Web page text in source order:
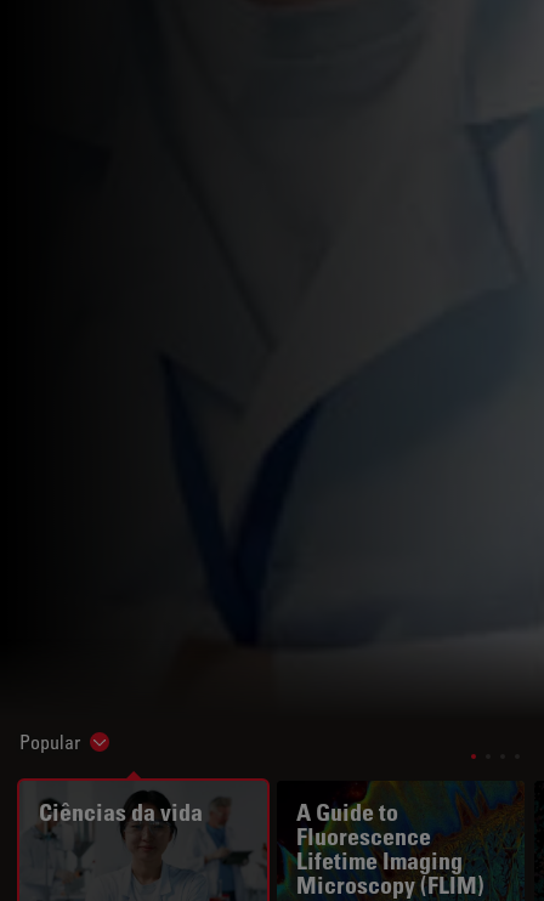
Popular Show subnavigation
Ciências da vida
A Guide to
Fluorescence
Lifetime Imaging
Microscopy (FLIM)